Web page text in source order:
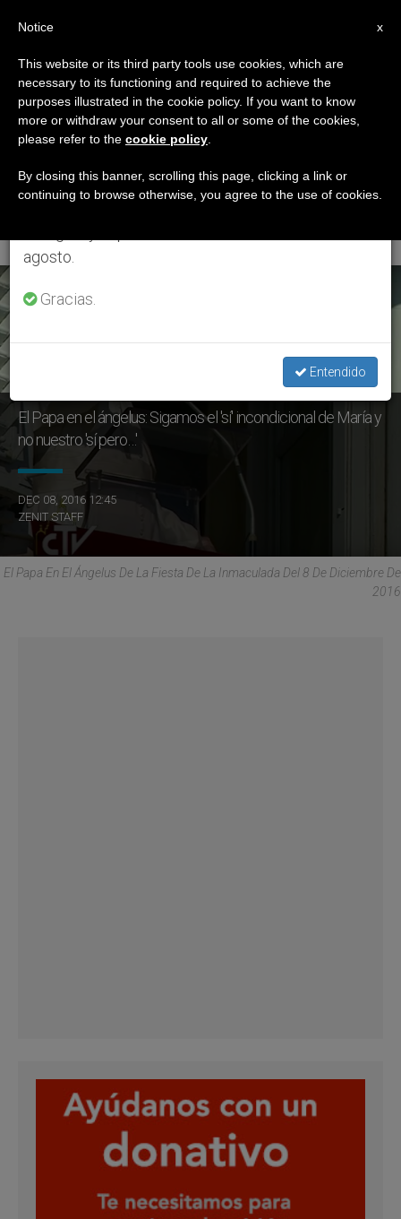
ETIQUETA
Posts Tagged ‘angelus
8 De Diciembre De
ÚLTIMAS NOTICIAS
El Papa en el ángelus: Sigamos el 'sí' incondicional de María y
no nuestro 'sí pero…'
DEC 08, 2016 12:45
ZENIT STAFF
El Papa En El Ángelus De La Fiesta De La Inmaculada Del 8 De Diciembre De
2016
×
Aviso importante
Del 27 de julio al 7 de agosto haremos la pausa
anual, aprovechando que en el periodo de verano
se generan menos informaciones y también el
agosto.
Gracias.
Entendido
x
Notice
This website or its third party tools use cookies, which are
necessary to its functioning and required to achieve the
purposes illustrated in the cookie policy. If you want to know
more or withdraw your consent to all or some of the cookies,
please refer to the cookie policy
By closing this banner, scrolling this page, clicking a link or
continuing to browse otherwise, you agree to the use of cookies.